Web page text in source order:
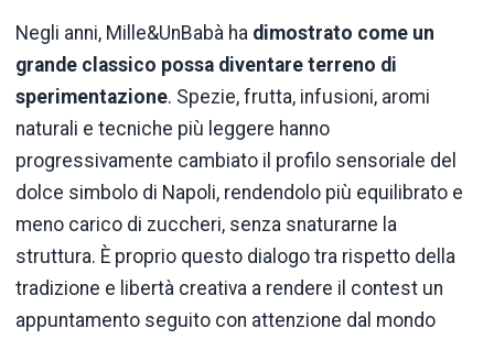
Negli anni, Mille&UnBabà ha dimostrato come un
grande classico possa diventare terreno di
sperimentazione. Spezie, frutta, infusioni, aromi
naturali e tecniche più leggere hanno
progressivamente cambiato il profilo sensoriale del
dolce simbolo di Napoli, rendendolo più equilibrato e
meno carico di zuccheri, senza snaturarne la
struttura. È proprio questo dialogo tra rispetto della
tradizione e libertà creativa a rendere il contest un
appuntamento seguito con attenzione dal mondo